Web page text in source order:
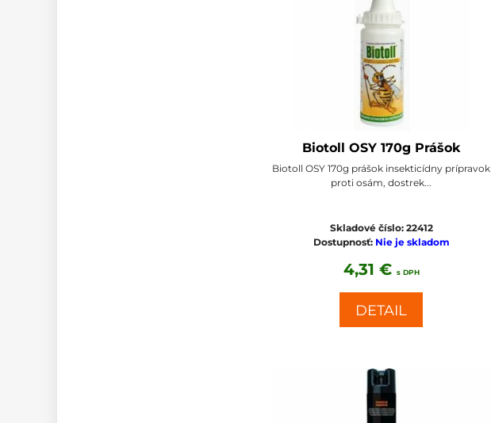
Biotoll OSY 170g Prášok
Biotoll OSY 170g prášok insekticídny prípravok
proti osám, dostrek...
Skladové číslo: 22412
Dostupnosť: Nie je skladom
4,31 € s DPH
DETAIL